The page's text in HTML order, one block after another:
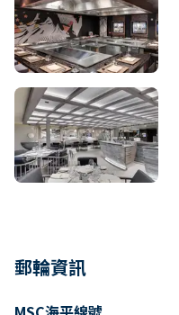
郵輪資訊